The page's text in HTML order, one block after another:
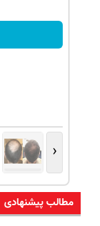
‹
مطالب پیشنهادی